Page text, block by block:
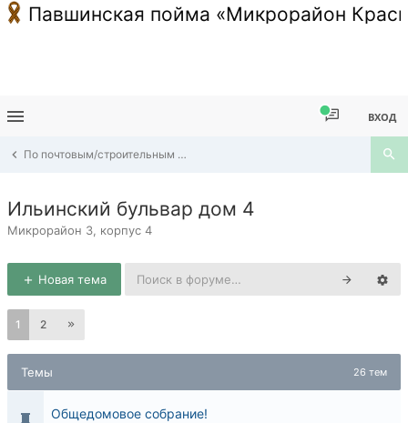
Павшинская пойма «Микрорайон
ВХОД
По почтовым/строительным адресам Павшинской Поймы
Ильинский бульвар дом 4
Микрорайон 3, корпус 4
Новая тема
1 2
Темы 26 тем
Общедомовое собрание!